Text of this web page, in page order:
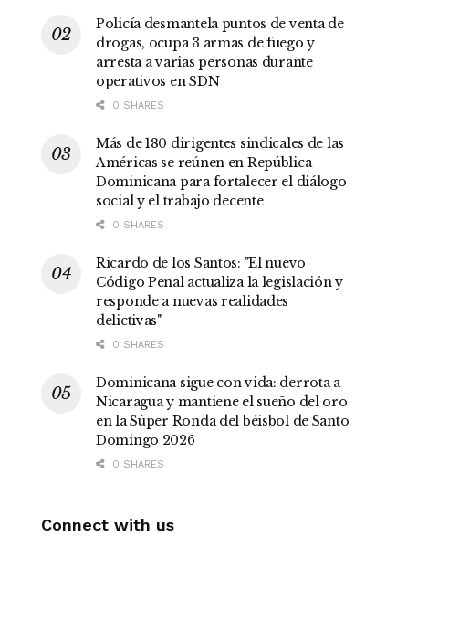
Policía desmantela puntos de venta de
drogas, ocupa 3 armas de fuego y
arresta a varias personas durante
operativos en SDN
0 SHARES
Más de 180 dirigentes sindicales de las
Américas se reúnen en República
Dominicana para fortalecer el diálogo
social y el trabajo decente
0 SHARES
Ricardo de los Santos: "El nuevo
Código Penal actualiza la legislación y
responde a nuevas realidades
delictivas"
0 SHARES
Dominicana sigue con vida: derrota a
Nicaragua y mantiene el sueño del oro
en la Súper Ronda del béisbol de Santo
Domingo 2026
0 SHARES
Connect with us